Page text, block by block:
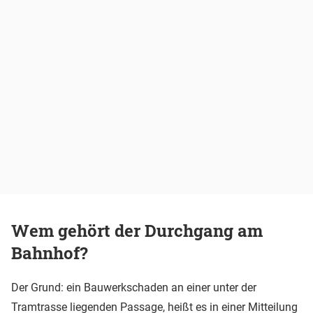
Wem gehört der Durchgang am
Bahnhof?
Der Grund: ein Bauwerkschaden an einer unter der
Tramtrasse liegenden Passage, heißt es in einer Mitteilung